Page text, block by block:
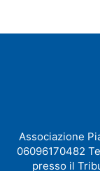
Associazione
06096170482
presso il